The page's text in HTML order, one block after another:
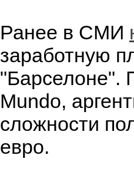
Ранее в СМИ
заработную
"Барселоне".
Mundo,
сложности
евро.